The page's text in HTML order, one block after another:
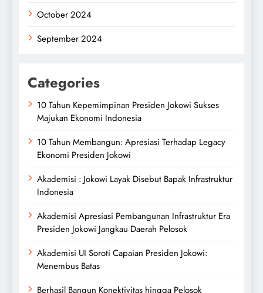
October 2024
September 2024
Categories
10 Tahun Kepemimpinan Presiden Jokowi Sukses
Majukan Ekonomi Indonesia
10 Tahun Membangun: Apresiasi Terhadap Legacy
Ekonomi Presiden Jokowi
Akademisi : Jokowi Layak Disebut Bapak Infrastruktur
Indonesia
Akademisi Apresiasi Pembangunan Infrastruktur Era
Presiden Jokowi Jangkau Daerah Pelosok
Akademisi UI Soroti Capaian Presiden Jokowi:
Menembus Batas
Berhasil Bangun Konektivitas hingga Pelosok